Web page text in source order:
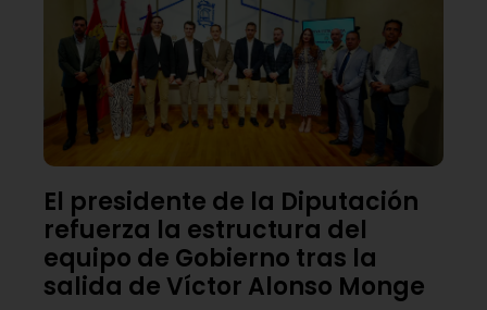
El presidente de la Diputación
refuerza la estructura del
equipo de Gobierno tras la
salida de Víctor Alonso Monge